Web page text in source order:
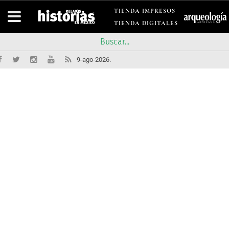
TIENDA IMPRESOS
TIENDA DIGITALES
9-ago-2026.